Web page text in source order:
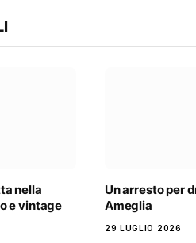
nella
e vintage
Un arresto per
Ameglia
29 LUGLIO 2026